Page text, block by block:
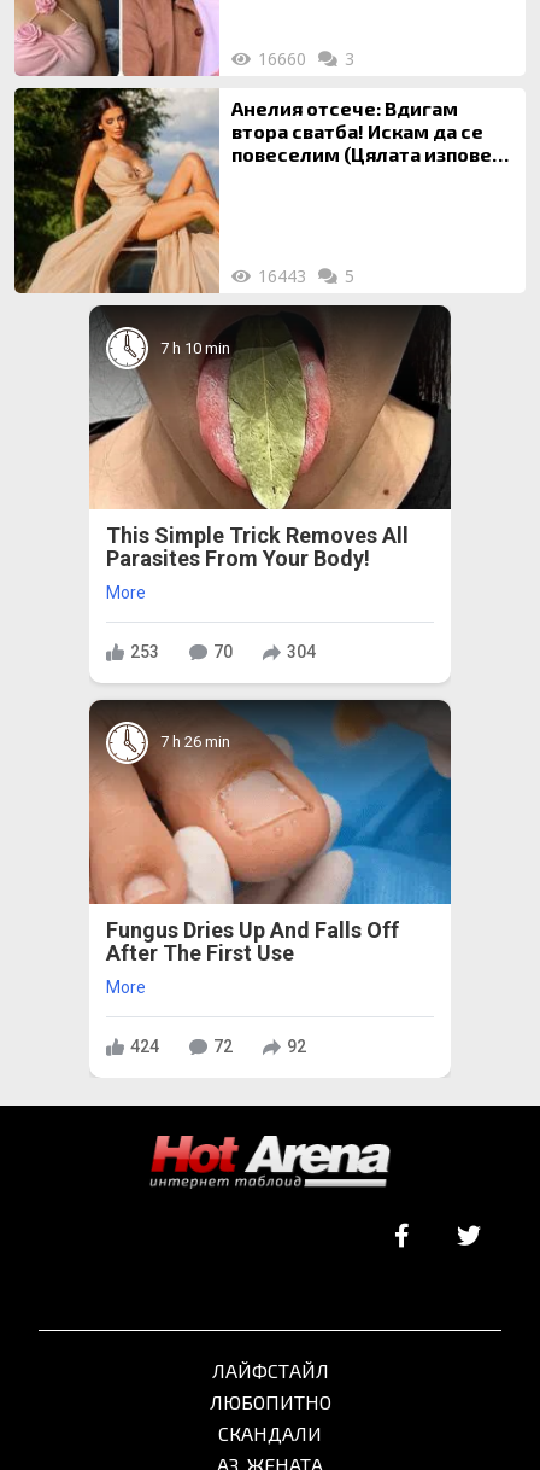
16660 3
Анелия отсече: Вдигам
втора сватба! Искам да се
повеселим (Цялата изповед
16443 5
7 h 10 min
This Simple Trick Removes All
Parasites From Your Body!
More
253 70 304
7 h 26 min
Fungus Dries Up And Falls Off
After The First Use
More
424 72 92
ЛАЙФСТАЙЛ
ЛЮБОПИТНО
СКАНДАЛИ
АЗ, ЖЕНАТА